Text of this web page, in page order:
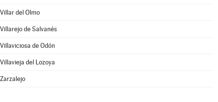
Villar del Olmo
Villarejo de Salvanés
Villaviciosa de Odón
Villavieja del Lozoya
Zarzalejo